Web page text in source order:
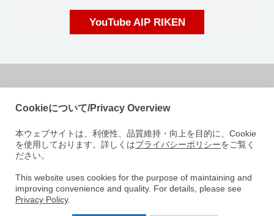
YouTube AIP RIKEN
国立研究開発法人理化学研究所
〒103-0027
東京都中央区日本橋 1-4-1
e-mail: aip-koho [at]riken.jp 注: メールアドレスの[at]は@に変えてくださ
い
AIPについて
Cookieについて/Privacy Overview
本ウェブサイトは、利便性、品質維持・向上を目的に、Cookie
を使用しております。詳しくはプライバシーポリシーをご覧く
ださい。
This website uses cookies for the purpose of maintaining and
improving convenience and quality. For details, please see
Privacy Policy.